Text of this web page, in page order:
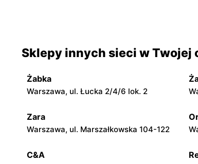
Warszawa, ul. Dzieci Warszawy 40a
Delikatesy Centrum
Warszawa, ul. Myśliborska 114
Delikatesy Centrum
Łomianki, ul. Warszawska 27
Sklepy innych sieci w Twojej
Żabka
Warszawa, ul. Łucka 2/4/6 lok. 2
Zara
Warszawa, ul. Marszałkowska 104-122
C&A